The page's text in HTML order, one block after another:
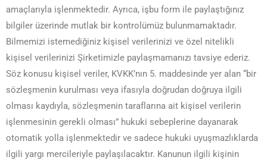
amaçlarıyla işlenmektedir. Ayrıca, işbu form ile paylaştığınız
bilgiler üzerinde mutlak bir kontrolümüz bulunmamaktadır.
Bilmemizi istemediğiniz kişisel verilerinizi ve özel nitelikli
kişisel verilerinizi Şirketimizle paylaşmamanızı tavsiye ederiz.
Söz konusu kişisel veriler, KVKK’nın 5. maddesinde yer alan “bir
sözleşmenin kurulması veya ifasıyla doğrudan doğruya ilgili
olması kaydıyla, sözleşmenin taraflarına ait kişisel verilerin
işlenmesinin gerekli olması” hukuki sebeplerine dayanarak
otomatik yolla işlenmektedir ve sadece hukuki uyuşmazlıklarda
ilgili yargı mercileriyle paylaşılacaktır. Kanunun ilgili kişinin